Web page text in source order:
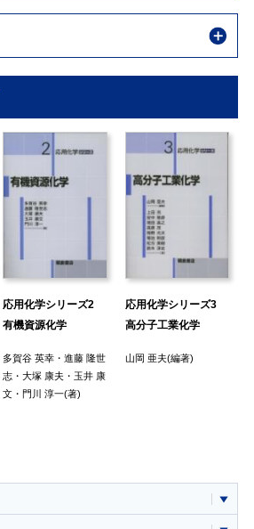
応用化学シリーズ2
有機資源化学
多賀谷 英幸 ・進藤 隆世
志 ・大塚 康夫 ・ 玉井 康
文 ・ 門川 淳一(著)
応用化学シリーズ3
高分子工業化学
山岡 亜夫(編著)